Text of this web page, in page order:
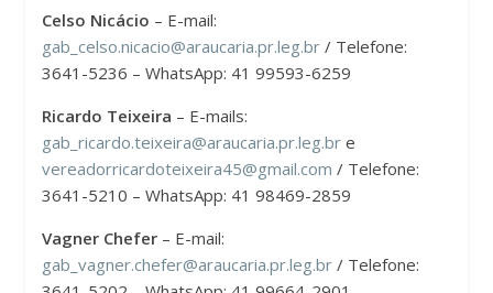
Celso Nicácio – E-mail:
gab_celso.nicacio@araucaria.pr.leg.br / Telefone:
3641-5236 – WhatsApp: 41 99593-6259
Ricardo Teixeira – E-mails:
gab_ricardo.teixeira@araucaria.pr.leg.br e
vereadorricardoteixeira45@gmail.com / Telefone:
3641-5210 – WhatsApp: 41 98469-2859
Vagner Chefer – E-mail:
gab_vagner.chefer@araucaria.pr.leg.br / Telefone: